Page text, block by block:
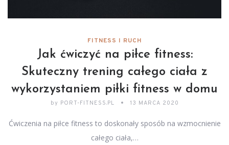
FITNESS I RUCH
Jak ćwiczyć na piłce fitness:
Skuteczny trening całego ciała z
wykorzystaniem piłki fitness w domu
by PORT-FITNESS.PL 13 MARCA 2020
Ćwiczenia na piłce fitness to doskonały sposób na wzmocnienie
całego ciała,…